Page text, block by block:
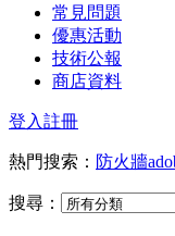
常見問題
優惠活動
技術公報
商店資料
登入註冊
熱門搜索： 防火牆
搜尋：